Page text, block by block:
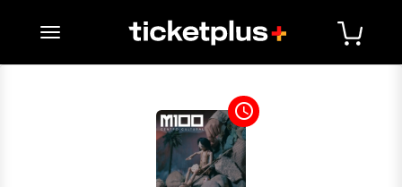
desplegar navegación
access_time